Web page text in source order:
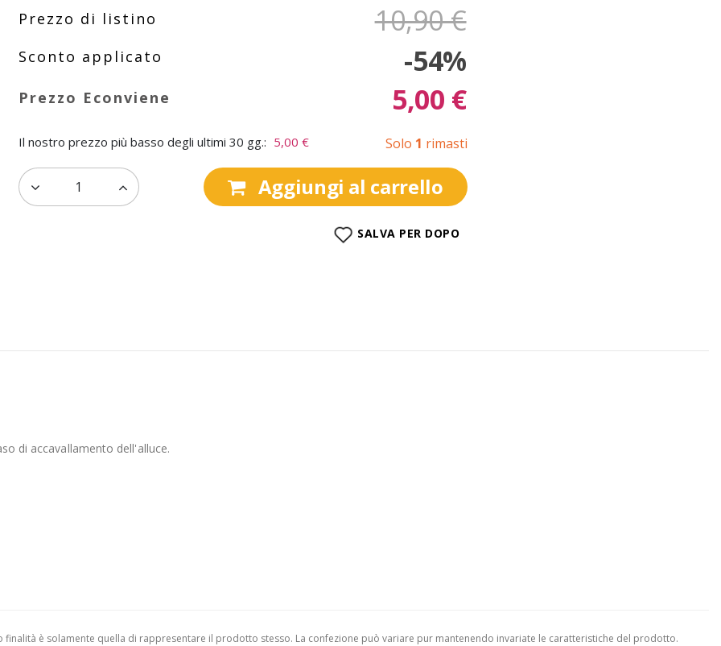
10,90 €
-54%
5,00 €
Il nostro prezzo più basso degli ultimi 30 gg.: 5,00 € Solo 1 rimasti
Aggiungi al carrello
SALVA PER DOPO
di accavallamento dell'alluce.
è solamente quella di rappresentare il prodotto stesso. La confezione può variare pur mantenendo invariate le caratteristiche del prodotto.